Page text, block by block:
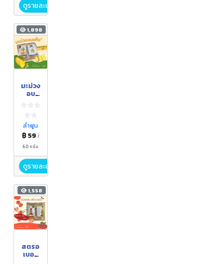
ดูรายละเอียด
1,898
มะม่วง
อบ
ลำพูน
฿ 59 /
60 กรัม
ดูรายละเอียด
1,558
สตรอ
เบอรี่